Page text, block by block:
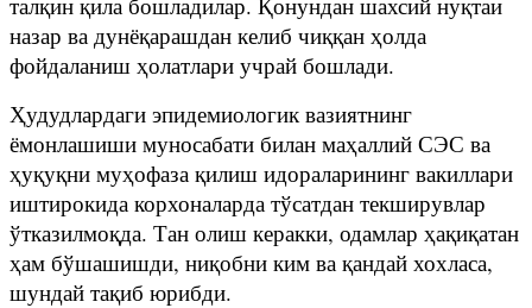
назар ва дунёқарашдан келиб чиққан ҳолда
фойдаланиш ҳолатлари учрай бошлади.
Ҳудудлардаги эпидемиологик вазиятнинг
ёмонлашиши муносабати билан маҳаллий СЭС ва
ҳуқуқни муҳофаза қилиш идораларининг вакиллари
иштирокида корхоналарда тўсатдан текширувлар
ўтказилмоқда. Тан олиш керакки, одамлар ҳақиқатан
ҳам бўшашишди, ниқобни ким ва қандай хохласа,
шундай тақиб юрибди.